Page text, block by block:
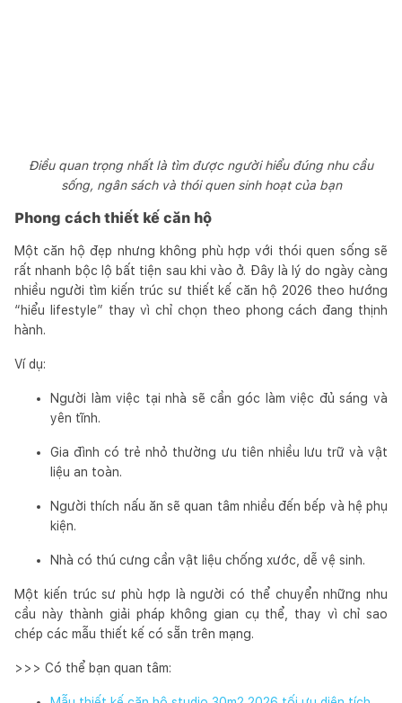
Điều quan trọng nhất là tìm được người hiểu đúng nhu cầu
sống, ngân sách và thói quen sinh hoạt của bạn
Phong cách thiết kế căn hộ
Một căn hộ đẹp nhưng không phù hợp với thói quen sống sẽ
rất nhanh bộc lộ bất tiện sau khi vào ở. Đây là lý do ngày càng
nhiều người tìm kiến trúc sư thiết kế căn hộ 2026 theo hướng
“hiểu lifestyle” thay vì chỉ chọn theo phong cách đang thịnh
hành.
Ví dụ:
Người làm việc tại nhà sẽ cần góc làm việc đủ sáng và
yên tĩnh.
Gia đình có trẻ nhỏ thường ưu tiên nhiều lưu trữ và vật
liệu an toàn.
Người thích nấu ăn sẽ quan tâm nhiều đến bếp và hệ phụ
kiện.
Nhà có thú cưng cần vật liệu chống xước, dễ vệ sinh.
Một kiến trúc sư phù hợp là người có thể chuyển những nhu
cầu này thành giải pháp không gian cụ thể, thay vì chỉ sao
chép các mẫu thiết kế có sẵn trên mạng.
>>> Có thể bạn quan tâm: